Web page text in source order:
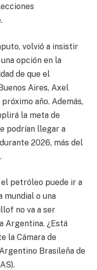
volvió a insistir
opción en la
de que el
Aires, Axel
año. Además,
la meta de
podrían llegar a
2026, más del
petróleo puede ir a
mundial o una
no va a ser
Argentina. ¿Está
la Cámara de
Brasileña de